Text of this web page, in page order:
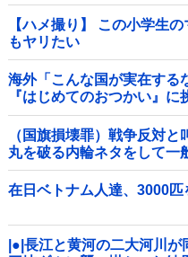
【ハメ撮り】 この小学生
もヤリたい
海外「こんな国が実在す
『はじめてのおつかい』
（国旗損壊罪）戦争反対
丸を破る内輪ネタをして一
在日ベトナム人達、3000匹
|●|長江と黄河の二大河川